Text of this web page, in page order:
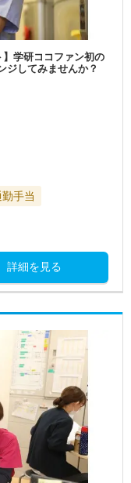
】学研ココファン初の
ジしてみませんか？
手当
詳細を見る